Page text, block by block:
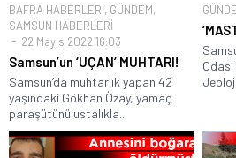
BAFRA HABERLERİ, GÜNDEM,
SAMSUN HABERLERİ
22 Mayıs 2022 16:03
Samsun’un ‘UÇAN’ MUHTARI!
Samsun’da muhtarlık yapan 42
yaşındaki Gökhan Özay, yamaç
paraşütünü ustalıkla...